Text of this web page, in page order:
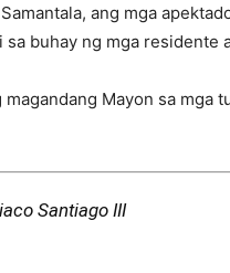
ang mga
buhay ng mga residente
Mayon sa mga
Santiago III